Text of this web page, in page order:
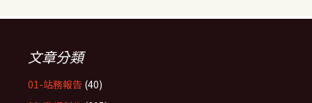
文章分類
01-站務報告 (40)